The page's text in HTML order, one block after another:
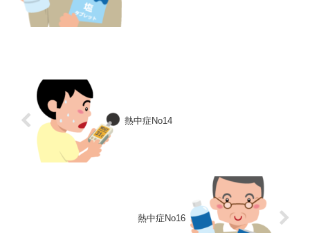
熱中症No14
熱中症No16